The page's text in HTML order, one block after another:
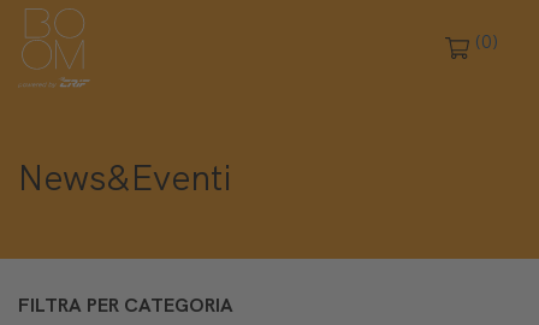
(0)
News&Eventi
FILTRA PER CATEGORIA